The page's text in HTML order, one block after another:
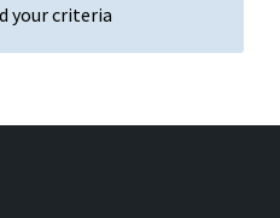
your criteria